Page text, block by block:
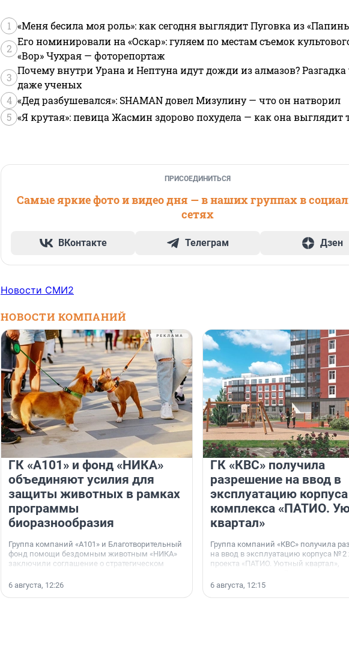
1 «Меня бесила моя роль»: как сегодня выглядит Пуговка из
2
Его номинировали на «Оскар»: гуляем по местам съемок
«Вор» Чухрая — фоторепортаж
3
Почему внутри Урана и Нептуна идут дожди из алмазов?
даже ученых
4 «Дед разбушевался»: SHAMAN довел Мизулину — что он натворил
5 «Я крутая»: певица Жасмин здорово похудела — как она выглядит
ПРИСОЕДИНИТЬСЯ
Самые яркие фото и видео дня — в наших группах в
сетях
ВКонтакте Телеграм Дзен
Новости СМИ2
НОВОСТИ КОМПАНИЙ
ГК «А101» и фонд «НИКА»
объединяют усилия для
защиты животных в рамках
программы
биоразнообразия
Группа компаний «А101» и Благотворительный
фонд помощи бездомным животным «НИКА»
заключили соглашение о стратегическом
6 августа, 12:26
ГК «КВС» получила
разрешение на ввод в
эксплуатацию
комплекса «ПАТИО.
квартал»
Группа компаний «КВС» получила
на ввод в эксплуатацию корпуса № 2
проекта «ПАТИО. Уютный квартал»,
Ленинградской области.
6 августа, 12:15